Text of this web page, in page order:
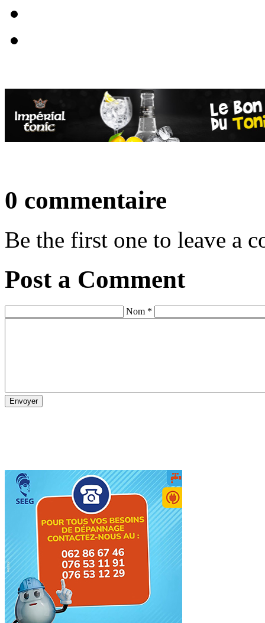
0 commentaire
Be the first one to leave a
Post a Comment
Nom *